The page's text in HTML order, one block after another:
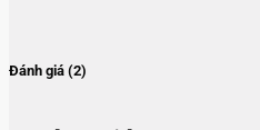
Đánh giá (2)